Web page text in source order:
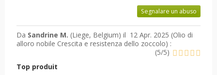
Segnalare un abuso
Da Sandrine M. (Liege, Belgium) il 12 Apr. 2025 (Olio di
alloro nobile Crescita e resistenza dello zoccolo) :
(5/5)
Top produit